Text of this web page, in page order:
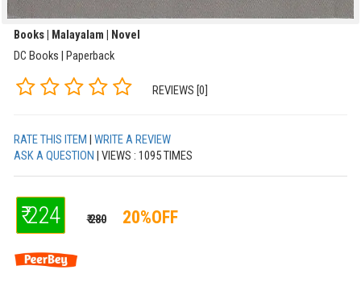
Books | Malayalam | Novel
DC Books | Paperback
REVIEWS [0]
RATE THIS ITEM
WRITE A REVIEW
ASK A QUESTION
| VIEWS : 1095 TIMES
₹ 224 ₹ 280 20%OFF